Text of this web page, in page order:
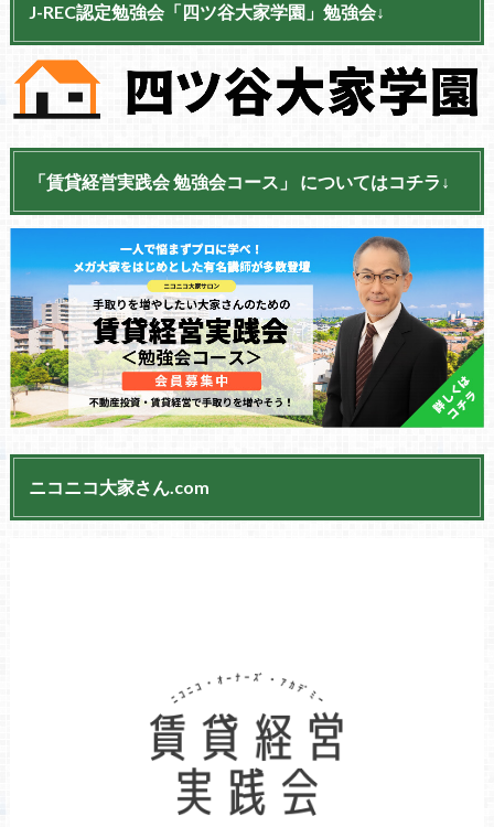
J-REC認定勉強会「四ツ谷大家学園」勉強会↓
「賃貸経営実践会 勉強会コース」 についてはコチラ↓
ニコニコ大家さん.com